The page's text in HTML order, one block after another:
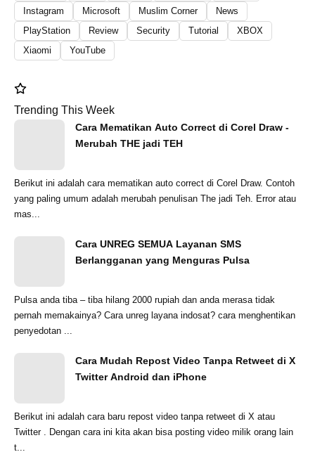
Instagram
Microsoft Muslim Corner
News
PlayStation
Review Security Tutorial
XBOX
Xiaomi
YouTube
Trending This Week
Cara Mematikan Auto Correct di Corel Draw -
Merubah THE jadi TEH
Berikut ini adalah cara mematikan auto correct di Corel Draw. Contoh
yang paling umum adalah merubah penulisan The jadi Teh. Error atau
mas...
Cara UNREG SEMUA Layanan SMS
Berlangganan yang Menguras Pulsa
Pulsa anda tiba – tiba hilang 2000 rupiah dan anda merasa tidak
pernah memakainya? Cara unreg layana indosat? cara menghentikan
penyedotan ...
Cara Mudah Repost Video Tanpa Retweet di X
Twitter Android dan iPhone
Berikut ini adalah cara baru repost video tanpa retweet di X atau
Twitter . Dengan cara ini kita akan bisa posting video milik orang lain
t...